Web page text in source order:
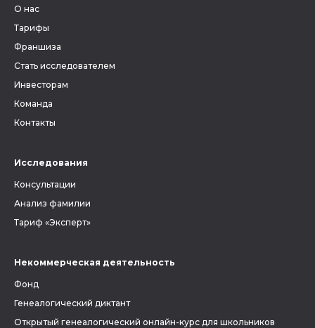
О нас
Тарифы
Франшиза
Стать исследователем
Инвесторам
Команда
Контакты
Исследования
Консультации
Анализ фамилии
Тариф «Эксперт»
Некоммерческая деятельность
Фонд
Генеалогический диктант
Открытый генеалогический онлайн-курс для школьников